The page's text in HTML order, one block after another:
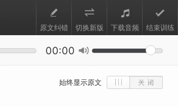
原文纠错 切换新版 下载音频 结束训练
00:00
始终显示原文